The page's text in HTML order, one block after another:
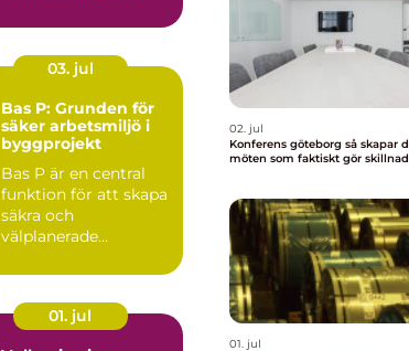
03. jul
Bas P: Grunden för
säker arbetsmiljö i
byggprojekt
Bas P är en central
funktion för att skapa
säkra och
välplanerade
01. jul
02. jul
Konferens göteborg så skapar du
möten som faktiskt gör skillnad
01. jul